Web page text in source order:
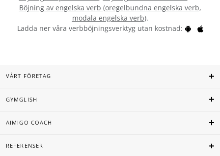
Böjning av engelska verb (oregelbundna engelska verb,
modala engelska verb).
Ladda ner våra verbböjningsverktyg utan kostnad:
VÅRT FÖRETAG
GYMGLISH
AIMIGO COACH
REFERENSER